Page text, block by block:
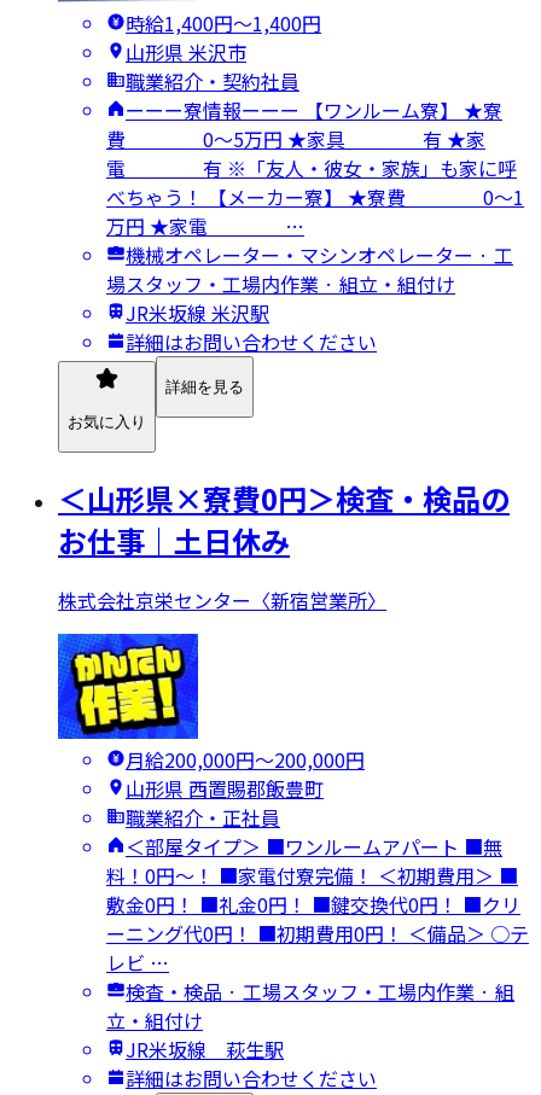
時給1,400円〜1,400円
山形県 米沢市
職業紹介・契約社員
ーーー寮情報ーーー 【ワンルーム寮】 ★寮
費 0～5万円 ★家具 有 ★家
電 有 ※「友人・彼女・家族」も家に呼
べちゃう！ 【メーカー寮】 ★寮費 0～1
万円 ★家電 …
機械オペレーター・マシンオペレーター · 工
場スタッフ・工場内作業 · 組立・組付け
JR米坂線 米沢駅
詳細はお問い合わせください
お気に入り
詳細を見る
＜山形県×寮費0円＞検査・検品の
お仕事｜土日休み
株式会社京栄センター〈新宿営業所〉
月給200,000円〜200,000円
山形県 西置賜郡飯豊町
職業紹介・正社員
＜部屋タイプ＞ ■ワンルームアパート ■無
料！0円～！ ■家電付寮完備！ ＜初期費用＞ ■
敷金0円！ ■礼金0円！ ■鍵交換代0円！ ■クリ
ーニング代0円！ ■初期費用0円！ ＜備品＞ ○テ
レビ …
検査・検品 · 工場スタッフ・工場内作業 · 組
立・組付け
JR米坂線 萩生駅
詳細はお問い合わせください